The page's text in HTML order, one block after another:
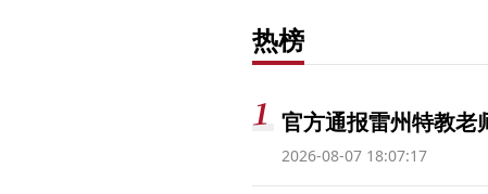
热榜
官方通报雷州特教老
2026-08-07 18:07:17